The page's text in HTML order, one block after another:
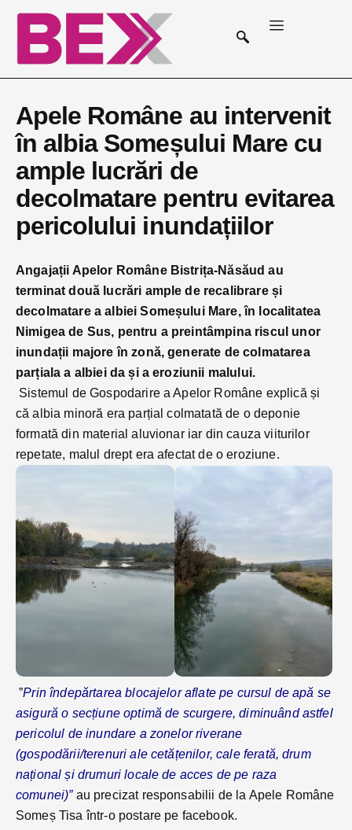
Apele Române au intervenit
în albia Someșului Mare cu
ample lucrări de
decolmatare pentru evitarea
pericolului inundațiilor
Angajații Apelor Române Bistrița-Năsăud au
terminat două lucrări ample de recalibrare și
decolmatare a albiei Someșului Mare, în localitatea
Nimigea de Sus, pentru a preintâmpina riscul unor
inundații majore în zonă, generate de colmatarea
parțiala a albiei da și a eroziunii malului.
Sistemul de Gospodarire a Apelor Române explică și
că albia minoră era parțial colmatată de o deponie
formată din material aluvionar iar din cauza viiturilor
repetate, malul drept era afectat de o eroziune.
”Prin îndepărtarea blocajelor aflate pe cursul de apă se
asigură o secțiune optimă de scurgere, diminuând astfel
pericolul de inundare a zonelor riverane
(gospodării/terenuri ale cetățenilor, cale ferată, drum
național și drumuri locale de acces de pe raza
comunei)”au precizat responsabilii de la Apele Române
Someș Tisa într-o postare pe facebook.